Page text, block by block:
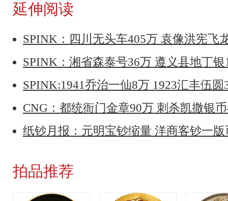
延伸阅读
SPINK：四川无头车405万 袁像洪宪飞
SPINK：湘省森泰号36万 遵义县地丁
SPINK:1941乔治一仙8万 1923汇丰伍
CNG：都统衙门金章90万 刺杀凯撒银
纸钞月报：元明宝钞缩量 洋商客钞一
拍品推荐